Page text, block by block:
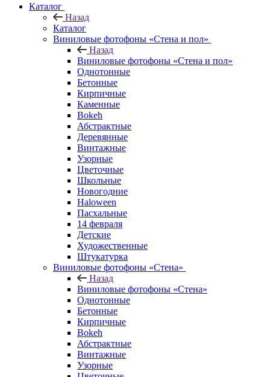
Каталог
Назад
Каталог
Виниловые фотофоны «Стена и пол»
Назад
Виниловые фотофоны «Стена и пол»
Однотонные
Бетонные
Кирпичные
Каменные
Bokeh
Абстрактные
Деревянные
Винтажные
Узорные
Цветочные
Школьные
Новогодние
Haloween
Пасхальные
14 февраля
Детские
Художественные
Штукатурка
Виниловые фотофоны «Стена»
Назад
Виниловые фотофоны «Стена»
Однотонные
Бетонные
Кирпичные
Bokeh
Абстрактные
Винтажные
Узорные